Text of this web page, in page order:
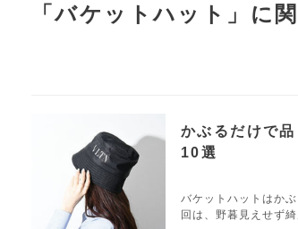
「バケットハット 」に
かぶるだけで
10選
バケットハットはか
回は、野暮見えせず